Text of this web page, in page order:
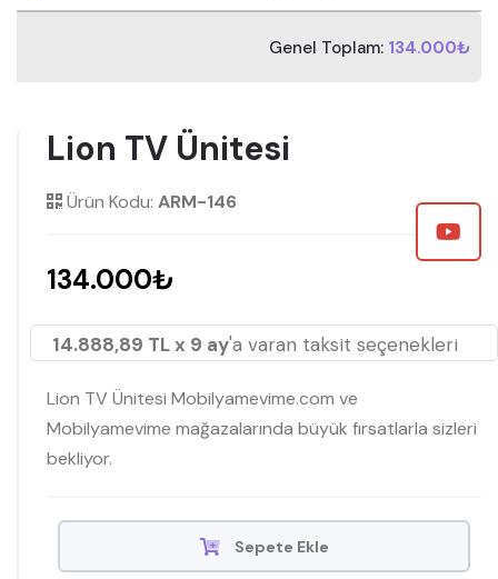
Genel Toplam: 134.000₺
Lion TV Ünitesi
Ürün Kodu: ARM-146
134.000₺
14.888,89 TL x 9 ay'a varan taksit seçenekleri
Lion TV Ünitesi Mobilyamevime.com ve
Mobilyamevime mağazalarında büyük fırsatlarla sizleri
bekliyor.
Sepete Ekle